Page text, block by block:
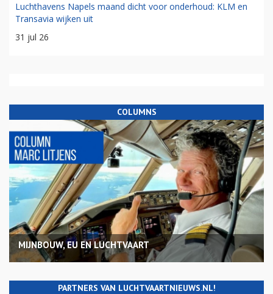
Luchthavens Napels maand dicht voor onderhoud: KLM en
Transavia wijken uit
31 jul 26
COLUMNS
MIJNBOUW, EU EN LUCHTVAART
PARTNERS VAN LUCHTVAARTNIEUWS.NL!